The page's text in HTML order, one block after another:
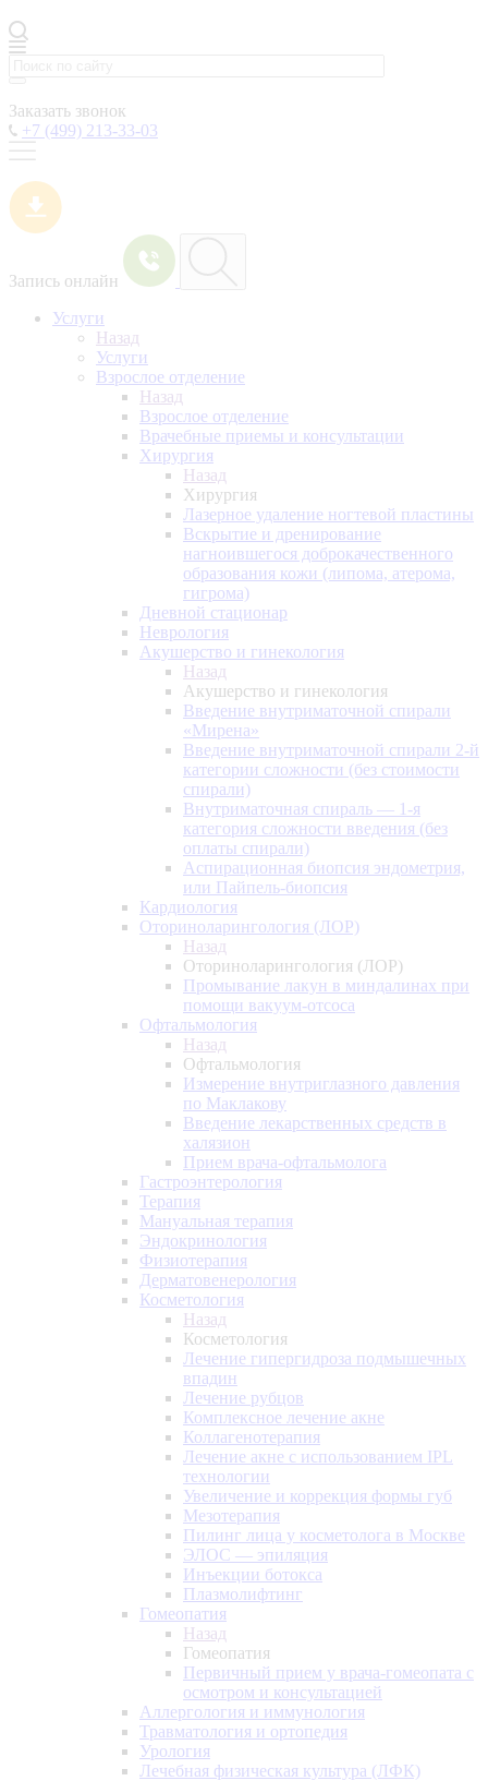
Заказать звонок
+7 (499) 213-33-03
Запись онлайн
Услуги
Назад
Услуги
Взрослое отделение
Назад
Взрослое отделение
Врачебные приемы и консультации
Хирургия
Назад
Хирургия
Лазерное удаление ногтевой пластины
Вскрытие и дренирование
нагноившегося доброкачественного
образования кожи (липома, атерома,
гигрома)
Дневной стационар
Неврология
Акушерство и гинекология
Назад
Акушерство и гинекология
Введение внутриматочной спирали
«Мирена»
Введение внутриматочной спирали 2-й
категории сложности (без стоимости
спирали)
Внутриматочная спираль — 1-я
категория сложности введения (без
оплаты спирали)
Аспирационная биопсия эндометрия,
или Пайпель-биопсия
Кардиология
Оториноларингология (ЛОР)
Назад
Оториноларингология (ЛОР)
Промывание лакун в миндалинах при
помощи вакуум-отсоса
Офтальмология
Назад
Офтальмология
Измерение внутриглазного давления
по Маклакову
Введение лекарственных средств в
халязион
Прием врача-офтальмолога
Гастроэнтерология
Терапия
Мануальная терапия
Эндокринология
Физиотерапия
Дерматовенерология
Косметология
Назад
Косметология
Лечение гипергидроза подмышечных
впадин
Лечение рубцов
Комплексное лечение акне
Коллагенотерапия
Лечение акне с использованием IPL
технологии
Увеличение и коррекция формы губ
Мезотерапия
Пилинг лица у косметолога в Москве
ЭЛОС — эпиляция
Инъекции ботокса
Плазмолифтинг
Гомеопатия
Назад
Гомеопатия
Первичный прием у врача-гомеопата с
осмотром и консультацией
Аллергология и иммунология
Травматология и ортопедия
Урология
Лечебная физическая культура (ЛФК)